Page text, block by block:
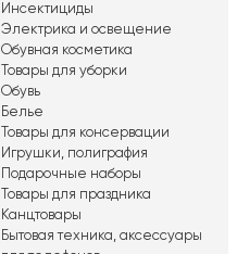
Инсектициды
Электрика и освещение
Обувная косметика
Товары для уборки
Обувь
Белье
Товары для консервации
Игрушки, полиграфия
Подарочные наборы
Товары для праздника
Канцтовары
Бытовая техника, аксессуары